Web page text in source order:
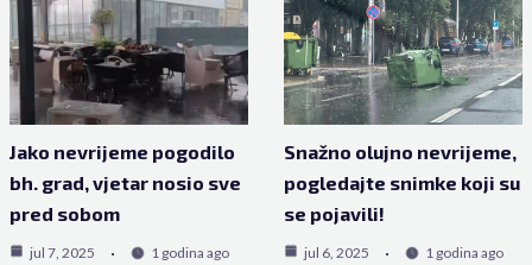
Jako nevrijeme pogodilo
bh. grad, vjetar nosio sve
pred sobom
jul 7, 2025 1 godina ago
Snažno olujno nevrijeme,
pogledajte snimke koji su
se pojavili!
jul 6, 2025 1 godina ago